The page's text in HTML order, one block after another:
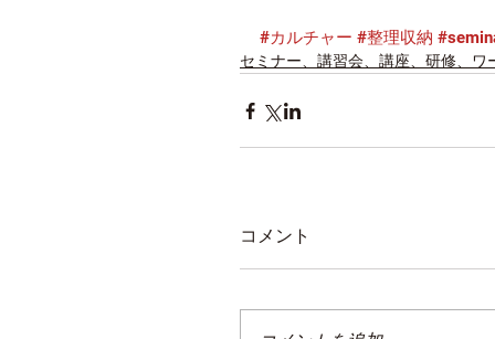
#カルチャー #整理収納
セミナー、講習会、講座、研修、ワ
コメント